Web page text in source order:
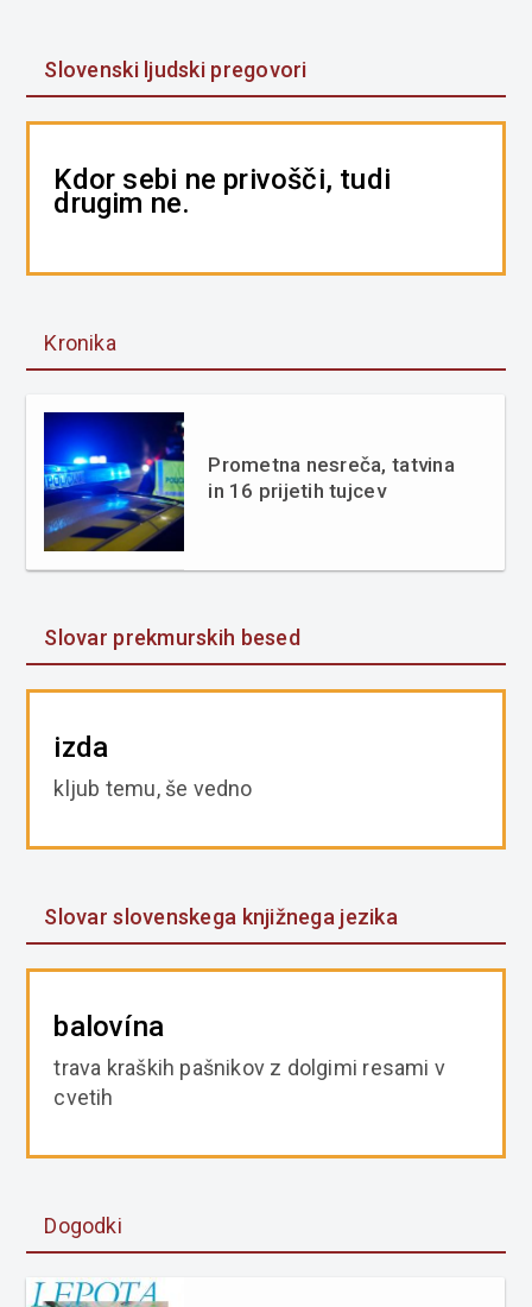
Slovenski ljudski pregovori
Kdor sebi ne privošči, tudi
drugim ne.
Kronika
Prometna nesreča, tatvina
in 16 prijetih tujcev
Slovar prekmurskih besed
izda
kljub temu, še vedno
Slovar slovenskega knjižnega jezika
balovína
trava kraških pašnikov z dolgimi resami v
cvetih
Dogodki